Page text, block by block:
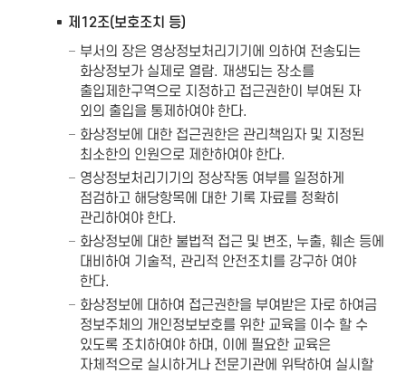
제12조(보호조치 등)
부서의 장은 영상정보처리기기에 의하여 전송되는
화상정보가 실제로 열람. 재생되는 장소를
출입제한구역으로 지정하고 접근권한이 부여된 자
외의 출입을 통제하여야 한다.
화상정보에 대한 접근권한은 관리책임자 및 지정된
최소한의 인원으로 제한하여야 한다.
영상정보처리기기의 정상작동 여부를 일정하게
점검하고 해당항목에 대한 기록 자료를 정확히
관리하여야 한다.
화상정보에 대한 불법적 접근 및 변조, 누출, 훼손 등에
대비하여 기술적, 관리적 안전조치를 강구하 여야
한다.
화상정보에 대하여 접근권한을 부여받은 자로 하여금
정보주체의 개인정보보호를 위한 교육을 이수 할 수
있도록 조치하여야 하며, 이에 필요한 교육은
자체적으로 실시하거나 전문기관에 위탁하여 실시할